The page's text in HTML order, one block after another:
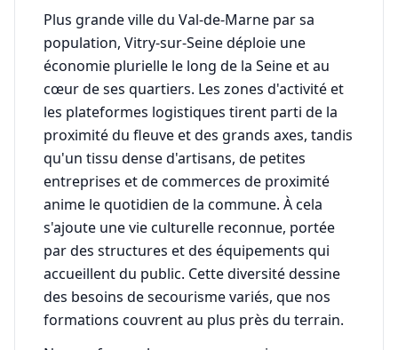
Plus grande ville du Val-de-Marne par sa
population, Vitry-sur-Seine déploie une
économie plurielle le long de la Seine et au
cœur de ses quartiers. Les zones d'activité et
les plateformes logistiques tirent parti de la
proximité du fleuve et des grands axes, tandis
qu'un tissu dense d'artisans, de petites
entreprises et de commerces de proximité
anime le quotidien de la commune. À cela
s'ajoute une vie culturelle reconnue, portée
par des structures et des équipements qui
accueillent du public. Cette diversité dessine
des besoins de secourisme variés, que nos
formations couvrent au plus près du terrain.